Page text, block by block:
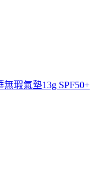
瑕氣墊13g SPF50+